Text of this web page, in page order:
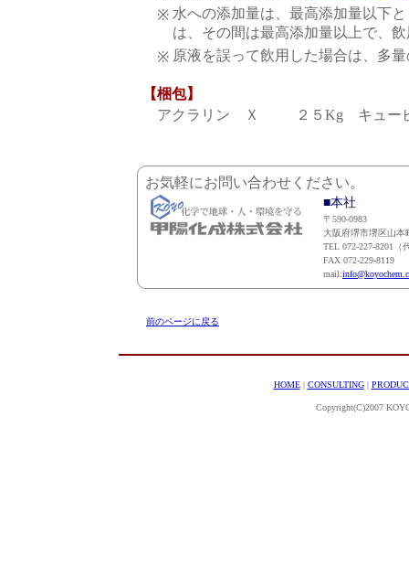
※ 水への添加量は、最高添加量以下
は、その間は最高添加量以上で、
※ 原液を誤って飲用した場合は、多
【梱包】
アクラリン Ｘ ２５Kg キュービ
お気軽にお問い合わせください。
■本社
〒590-0983
大阪府堺市堺区山本
TEL 072-227-8201（
FAX 072-229-8119
mail:
前のページに戻る
HOME| CONSULTING|
Copyright(C)2007